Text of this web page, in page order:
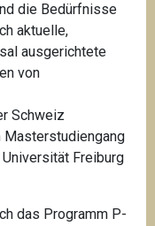
die Bedürfnisse
aktuelle,
ausgerichtete
von
Schweiz
Freiburg
das Programm P-